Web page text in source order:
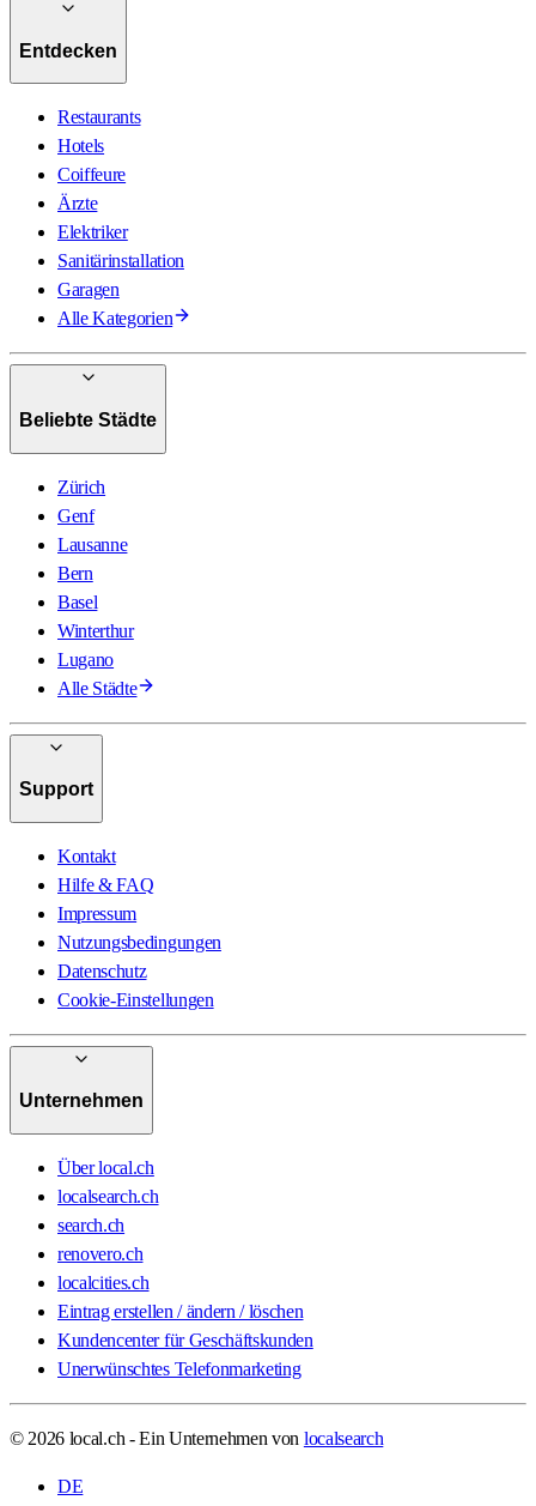
Entdecken
Restaurants
Hotels
Coiffeure
Ärzte
Elektriker
Sanitärinstallation
Garagen
Alle Kategorien
Beliebte Städte
Zürich
Genf
Lausanne
Bern
Basel
Winterthur
Lugano
Alle Städte
Support
Kontakt
Hilfe & FAQ
Impressum
Nutzungsbedingungen
Datenschutz
Cookie-Einstellungen
Unternehmen
Über local.ch
localsearch.ch
search.ch
renovero.ch
localcities.ch
Eintrag erstellen / ändern / löschen
Kundencenter für Geschäftskunden
Unerwünschtes Telefonmarketing
© 2026 local.ch - Ein Unternehmen von localsearch
DE